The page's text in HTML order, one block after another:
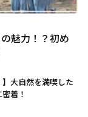
魅力！？初め
】大自然を満喫した
着！